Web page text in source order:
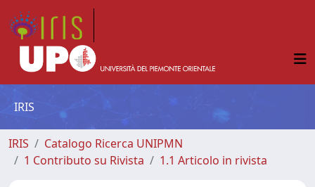
IRIS
IRIS
Catalogo Ricerca UNIPMN
1 Contributo su Rivista
1.1 Articolo in rivista